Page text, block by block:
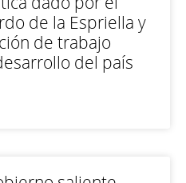
de la Espriella y
de trabajo
del país